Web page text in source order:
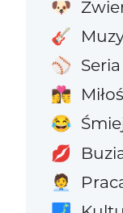
🐶
🎸
⚾
👩‍❤️‍💋‍👨
😂
💋
🧑‍💼